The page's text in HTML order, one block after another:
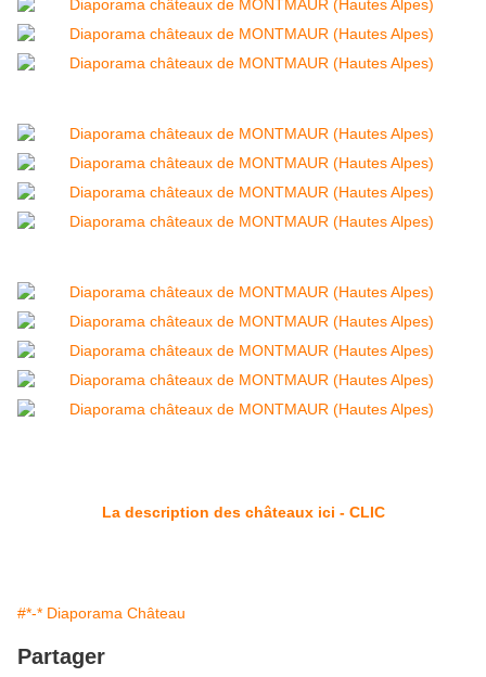
La description des châteaux ici - CLIC
#*-* Diaporama Château
Partager